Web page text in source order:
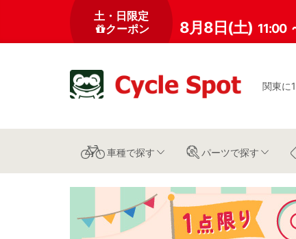
土・日限定
クーポン
8月8日(土) 11:00
関東に
車種で探す パーツで探す